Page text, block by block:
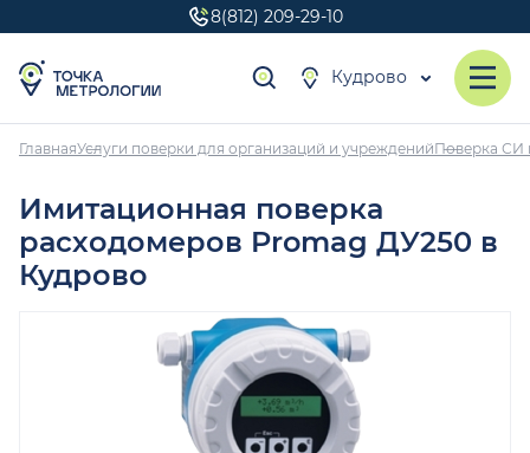
8(812) 209-29-10
Кудрово
ГлавнаяУслуги поверки для организаций и учрежденийПоверка СИ
Имитационная поверка
расходомеров Promag ДУ250 в
Кудрово